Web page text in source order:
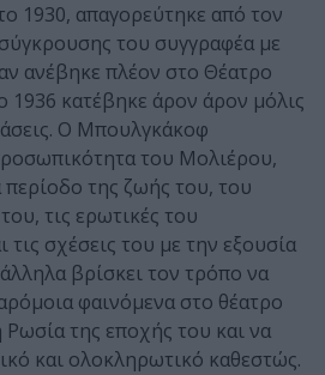
1930, απαγορεύτηκε από τον
σύγκρουσης του συγγραφέα με
ανέβηκε πλέον στο Θέατρο
κατέβηκε άρον άρον μόλις
Ο Μπουλγκάκοφ
του Μολιέρου,
περίοδο της ζωής του, του
τις ερωτικές του
τις σχέσεις του με την εξουσία
βρίσκει τον τρόπο να
φαινόμενα στο θέατρο
Ρωσία της εποχής του και να
και ολοκληρωτικό καθεστώς.